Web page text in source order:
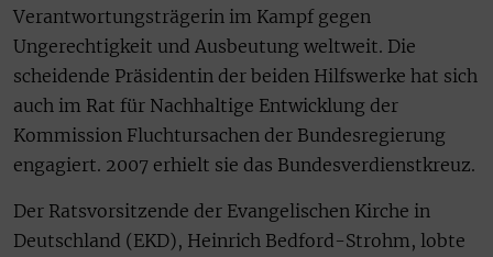
Verantwortungsträgerin im Kampf gegen
Ungerechtigkeit und Ausbeutung weltweit. Die
scheidende Präsidentin der beiden Hilfswerke hat sich
auch im Rat für Nachhaltige Entwicklung der
Kommission Fluchtursachen der Bundesregierung
engagiert. 2007 erhielt sie das Bundesverdienstkreuz.
Der Ratsvorsitzende der Evangelischen Kirche in
Deutschland (EKD), Heinrich Bedford-Strohm, lobte